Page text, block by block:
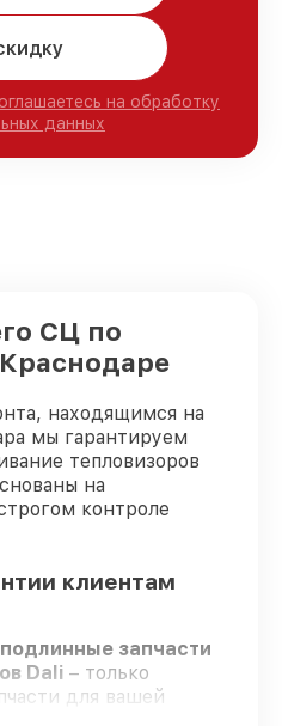
на обработку
данных
СЦ по
находящимся на
мы гарантируем
тепловизоров
на
контроле
клиентам
запчасти
Dali – только
для вашей